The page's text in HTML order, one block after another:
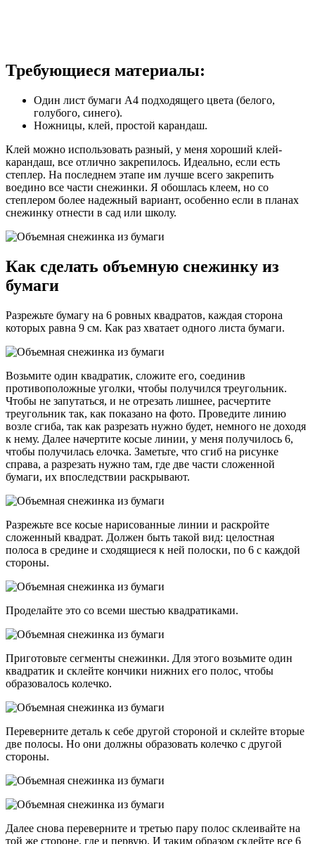
Требующиеся материалы:
Один лист бумаги А4 подходящего цвета (белого,
голубого, синего).
Ножницы, клей, простой карандаш.
Клей можно использовать разный, у меня хороший клей-
карандаш, все отлично закрепилось. Идеально, если есть
степлер. На последнем этапе им лучше всего закрепить
воедино все части снежинки. Я обошлась клеем, но со
степлером более надежный вариант, особенно если в планах
снежинку отнести в сад или школу.
Как сделать объемную снежинку из
бумаги
Разрежьте бумагу на 6 ровных квадратов, каждая сторона
которых равна 9 см. Как раз хватает одного листа бумаги.
Возьмите один квадратик, сложите его, соединив
противоположные уголки, чтобы получился треугольник.
Чтобы не запутаться, и не отрезать лишнее, расчертите
треугольник так, как показано на фото. Проведите линию
возле сгиба, так как разрезать нужно будет, немного не доходя
к нему. Далее начертите косые линии, у меня получилось 6,
чтобы получилась елочка. Заметьте, что сгиб на рисунке
справа, а разрезать нужно там, где две части сложенной
бумаги, их впоследствии раскрывают.
Разрежьте все косые нарисованные линии и раскройте
сложенный квадрат. Должен быть такой вид: целостная
полоса в средине и сходящиеся к ней полоски, по 6 с каждой
стороны.
Проделайте это со всеми шестью квадратиками.
Приготовьте сегменты снежинки. Для этого возьмите один
квадратик и склейте кончики нижних его полос, чтобы
образовалось колечко.
Переверните деталь к себе другой стороной и склейте вторые
две полосы. Но они должны образовать колечко с другой
стороны.
Далее снова переверните и третью пару полос склеивайте на
той же стороне, где и первую. И таким образом склейте все 6